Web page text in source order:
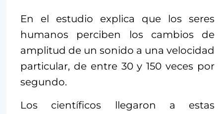
En el estudio explica que los seres
humanos perciben los cambios de
amplitud de un sonido a una velocidad
particular, de entre 30 y 150 veces por
segundo.
Los científicos llegaron a estas